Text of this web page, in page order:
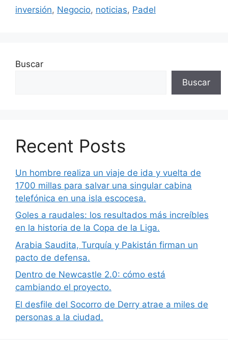
inversión, Negocio, noticias, Padel
Buscar
Buscar
Recent Posts
Un hombre realiza un viaje de ida y vuelta de
1700 millas para salvar una singular cabina
telefónica en una isla escocesa.
Goles a raudales: los resultados más increíbles
en la historia de la Copa de la Liga.
Arabia Saudita, Turquía y Pakistán firman un
pacto de defensa.
Dentro de Newcastle 2.0: cómo está
cambiando el proyecto.
El desfile del Socorro de Derry atrae a miles de
personas a la ciudad.